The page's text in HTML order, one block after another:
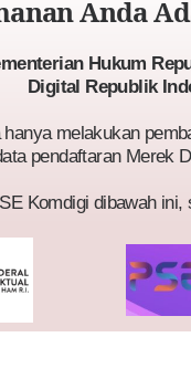
Anda
Hukum
Digital Republik
melakukan
pendaftaran Merek
Komdigi dibawah